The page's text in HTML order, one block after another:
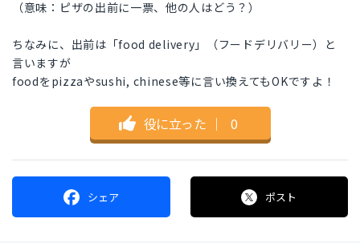
（意味：ピザの出前に一票、他の人はどう？）
ちなみに、出前は「food delivery」（フードデリバリー）と
言いますが
foodをpizzaやsushi, chinese等に言い換えてもOKですよ！
役に立った ｜ 0
シェア ポスト